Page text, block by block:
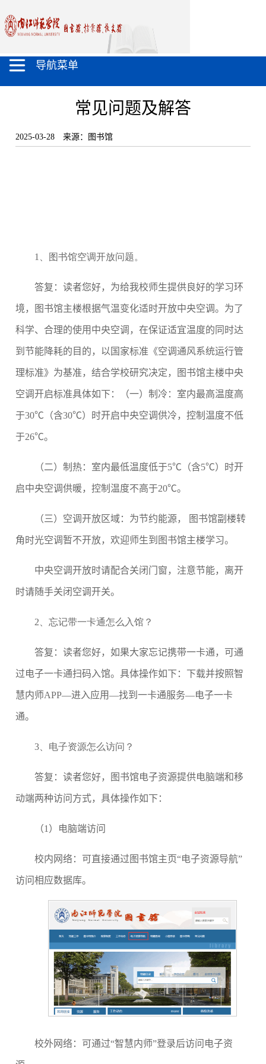
导航菜单
常见问题及解答
2025-03-28 来源：图书馆
1、 图书馆空调开放问题。
答复：读者您好，为给我校师生提供良好的学习环
境，图书馆主楼根据气温变化适时开放中央空调。为了
科学、合理的使用中央空调，在保证适宜温度的同时达
到节能降耗的目的，以国家标准《空调通风系统运行管
理标准》为基准，结合学校研究决定，图书馆主楼中央
空调开启标准具体如下： （一）制冷：室内最高温度高
于30℃（含30℃）时开启中央空调供冷，控制温度不低
于26℃。
（二）制热： 室内最低温度低于5℃（含5℃）时开
启中央空调供暖，控制温度不高于20℃。
（三）空调开放区域： 为节约能源， 图书馆副楼转
角时光空调暂不开放，欢迎师生到图书馆主楼学习。
中央空调开放时请配合关闭门窗，注意节能，离开
时请随手关闭空调开关。
2、 忘记带一卡通怎么入馆？
答复：读者您好，如果大家忘记携带一卡通，可通
过电子一卡通扫码入馆。具体操作如下：下载并按照智
慧内师APP—进入应用—找到一卡通服务—电子一卡
通。
3、 电子资源怎么访问？
答复：读者您好，图书馆电子资源提供电脑端和移
动端两种访问方式，具体操作如下：
（1 ）电脑端访问
校内网络：可直接通过图书馆主页“电子资源导航”
访问相应数据库。
校外网络：可通过“智慧内师”登录后访问电子资